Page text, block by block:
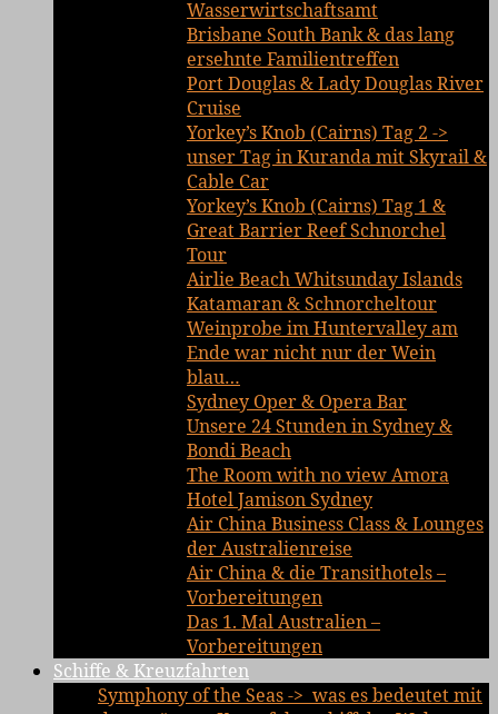
Wasserwirtschaftsamt
Brisbane South Bank & das lang
ersehnte Familientreffen
Port Douglas & Lady Douglas River
Cruise
Yorkey’s Knob (Cairns) Tag 2 ->
unser Tag in Kuranda mit Skyrail &
Cable Car
Yorkey’s Knob (Cairns) Tag 1 &
Great Barrier Reef Schnorchel
Tour
Airlie Beach Whitsunday Islands
Katamaran & Schnorcheltour
Weinprobe im Huntervalley am
Ende war nicht nur der Wein
blau…
Sydney Oper & Opera Bar
Unsere 24 Stunden in Sydney &
Bondi Beach
The Room with no view Amora
Hotel Jamison Sydney
Air China Business Class & Lounges
der Australienreise
Air China & die Transithotels –
Vorbereitungen
Das 1. Mal Australien –
Vorbereitungen
Schiffe & Kreuzfahrten
Symphony of the Seas -> was es bedeutet mit